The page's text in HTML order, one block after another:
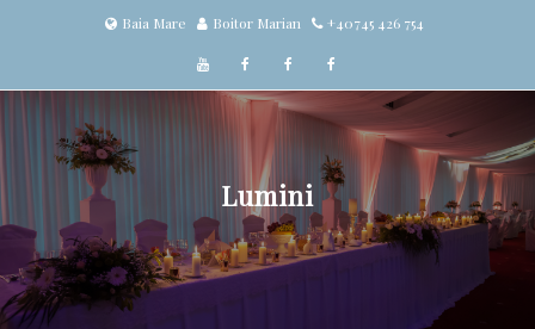
Baia Mare Boitor Marian +40745 426 754
Efecte speciale
Lumini
Foto & Video